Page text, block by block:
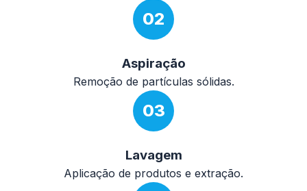
02
Aspiração
Remoção de partículas sólidas.
03
Lavagem
Aplicação de produtos e extração.